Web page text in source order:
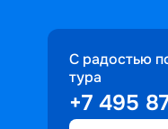
С радостью
тура
+7 495